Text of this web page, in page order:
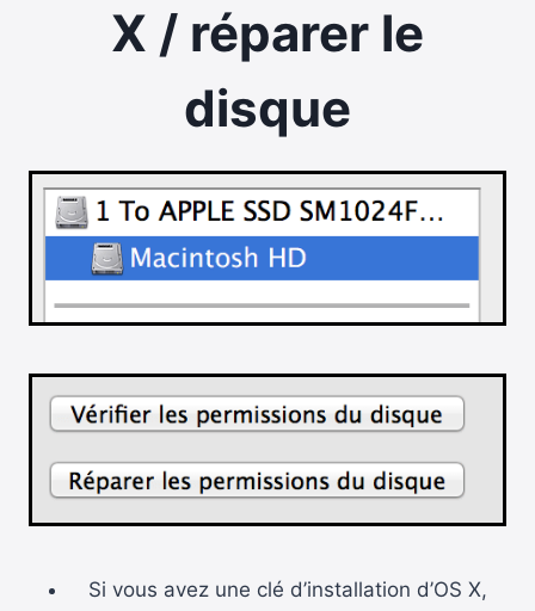
X / réparer le
disque
Si vous avez une clé d’installation d’OS X,